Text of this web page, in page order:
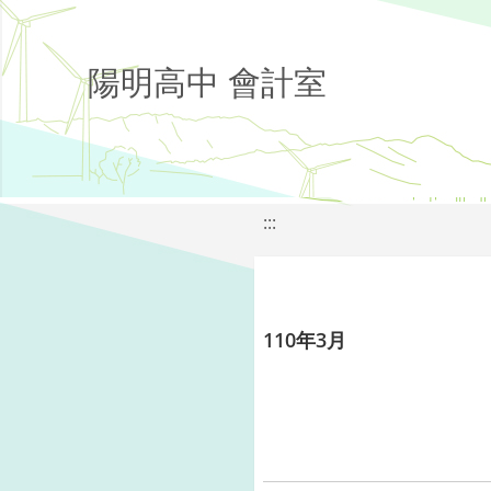
陽明高中 會計室
:::
110年3月